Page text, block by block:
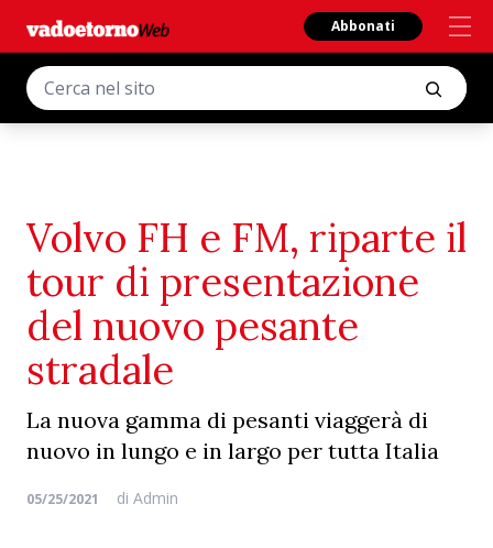
Abbonati
Volvo FH e FM, riparte il
tour di presentazione
del nuovo pesante
stradale
La nuova gamma di pesanti viaggerà di
nuovo in lungo e in largo per tutta Italia
05/25/2021 di Admin